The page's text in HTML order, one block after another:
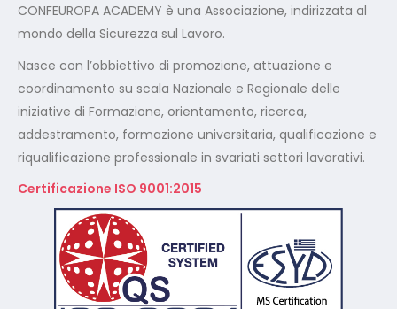
CONFEUROPA ACADEMY è una Associazione, indirizzata al
mondo della Sicurezza sul Lavoro.
Nasce con l’obbiettivo di promozione, attuazione e
coordinamento su scala Nazionale e Regionale delle
iniziative di Formazione, orientamento, ricerca,
addestramento, formazione universitaria, qualificazione e
riqualificazione professionale in svariati settori lavorativi.
Certificazione ISO 9001:2015